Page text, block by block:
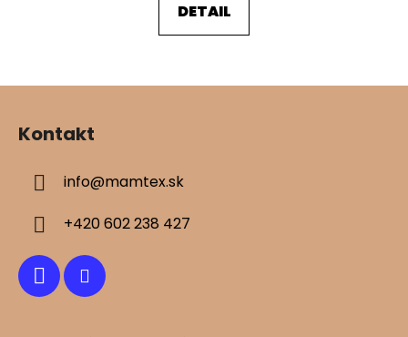
DETAIL
Kontakt
info@mamtex.sk
+420 602 238 427